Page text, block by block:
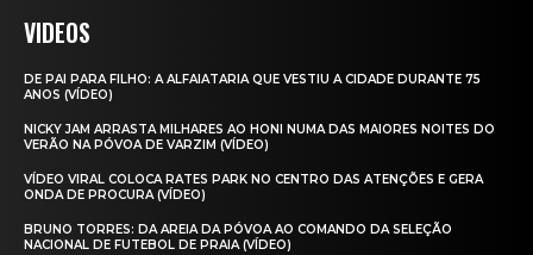
VIDEOS
DE PAI PARA FILHO: A ALFAIATARIA QUE VESTIU A CIDADE DURANTE 75
ANOS (VÍDEO)
NICKY JAM ARRASTA MILHARES AO HONI NUMA DAS MAIORES NOITES DO
VERÃO NA PÓVOA DE VARZIM (VÍDEO)
VÍDEO VIRAL COLOCA RATES PARK NO CENTRO DAS ATENÇÕES E GERA
ONDA DE PROCURA (VÍDEO)
BRUNO TORRES: DA AREIA DA PÓVOA AO COMANDO DA SELEÇÃO
NACIONAL DE FUTEBOL DE PRAIA (VÍDEO)